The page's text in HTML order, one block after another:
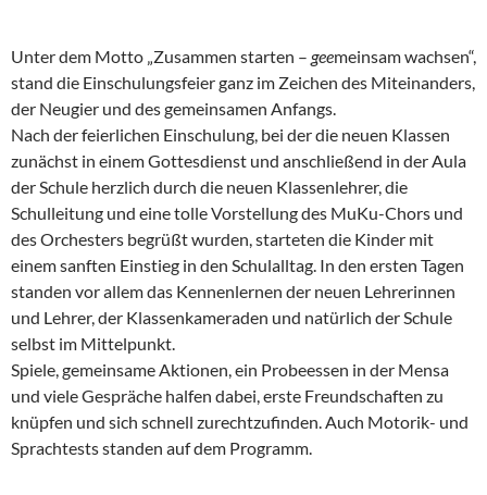
Unter dem Motto „Zusammen starten – geemeinsam wachsen“,
stand die Einschulungsfeier ganz im Zeichen des Miteinanders,
der Neugier und des gemeinsamen Anfangs.
Nach der feierlichen Einschulung, bei der die neuen Klassen
zunächst in einem Gottesdienst und anschließend in der Aula
der Schule herzlich durch die neuen Klassenlehrer, die
Schulleitung und eine tolle Vorstellung des MuKu-Chors und
des Orchesters begrüßt wurden, starteten die Kinder mit
einem sanften Einstieg in den Schulalltag. In den ersten Tagen
standen vor allem das Kennenlernen der neuen Lehrerinnen
und Lehrer, der Klassenkameraden und natürlich der Schule
selbst im Mittelpunkt.
Spiele, gemeinsame Aktionen, ein Probeessen in der Mensa
und viele Gespräche halfen dabei, erste Freundschaften zu
knüpfen und sich schnell zurechtzufinden. Auch Motorik- und
Sprachtests standen auf dem Programm.